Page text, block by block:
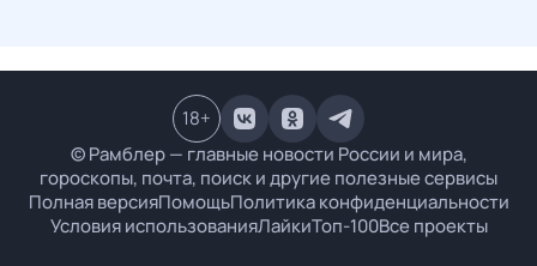
© Рамблер — главные новости России и мира,
гороскопы, почта, поиск и другие полезные сервисы
Полная версияПомощьПолитика конфиденциальности
Условия использованияЛайкиТоп-100Все проекты
18+